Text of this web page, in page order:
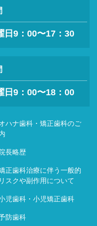
9：00〜17：30
9：00〜18：00
ハナ歯科・矯正歯科のご
院長略歴
正歯科治療に伴う一般的
スクや副作用について
児歯科・小児矯正歯科
防歯科